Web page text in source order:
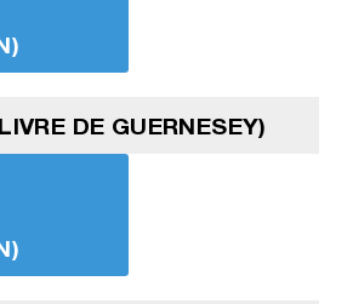
DE GUERNESEY)